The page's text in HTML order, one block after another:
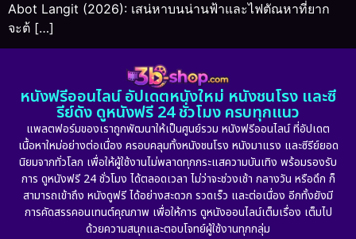
Abot Langit (2026): เสน่หาบนน่านฟ้าและไฟตัณหาที่ยาก
จะต้ […]
หนังฟรีออนไลน์ อัปเดตหนังใหม่ หนังชนโรง และซี
รีย์ดัง ดูหนังฟรี 24 ชั่วโมง ครบทุกแนว
แพลตฟอร์มของเราถูกพัฒนาให้เป็นศูนย์รวม หนังฟรีออนไลน์ ที่อัปเดต
เนื้อหาใหม่อย่างต่อเนื่อง ครอบคลุมทั้งหนังชนโรง หนังมาแรง และซีรีย์ยอด
นิยมจากทั่วโลก เพื่อให้ผู้ใช้งานไม่พลาดทุกกระแสความบันเทิง พร้อมรองรับ
การ ดูหนังฟรี 24 ชั่วโมง ได้ตลอดเวลา ไม่ว่าจะช่วงเช้า กลางวัน หรือดึก ก็
สามารถเข้าถึง หนังดูฟรี ได้อย่างสะดวก รวดเร็ว และต่อเนื่อง อีกทั้งยังมี
การคัดสรรคอนเทนต์คุณภาพ เพื่อให้การ ดูหนังออนไลน์เต็มเรื่อง เต็มไป
ด้วยความสนุกและตอบโจทย์ผู้ใช้งานทุกกลุ่ม